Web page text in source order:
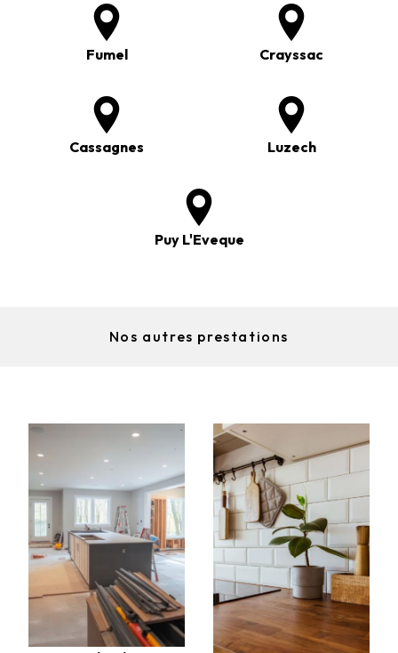
Fumel Crayssac
Cassagnes Luzech
Puy L'Eveque
Nos autres prestations